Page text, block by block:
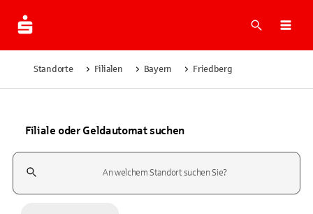
Suche
Standorte Filialen Bayern Friedberg
Filiale oder Geldautomat suchen
Suchfeld